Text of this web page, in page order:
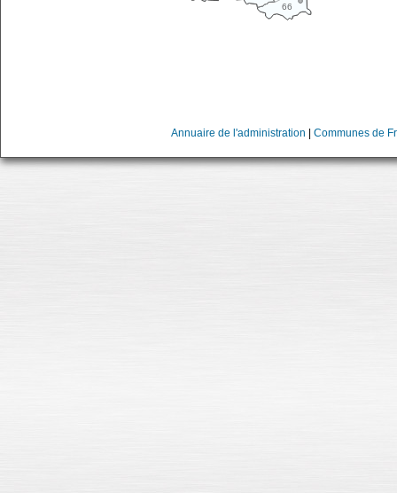
66
Annuaire de l'administration Communes de